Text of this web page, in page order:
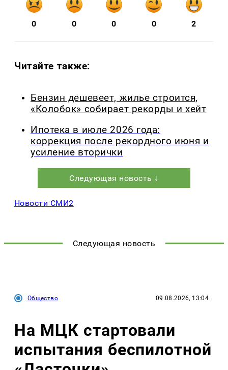
0 0 0 0 2
Читайте также:
Бензин дешевеет, жилье строится,
«Колобок» собирает рекорды и хейт
Ипотека в июле 2026 года:
коррекция после рекордного июня и
усиление вторички
Следующая новость ↓
Новости СМИ2
Следующая новость
Общество 09.08.2026, 13:04
На МЦК стартовали
испытания беспилотной